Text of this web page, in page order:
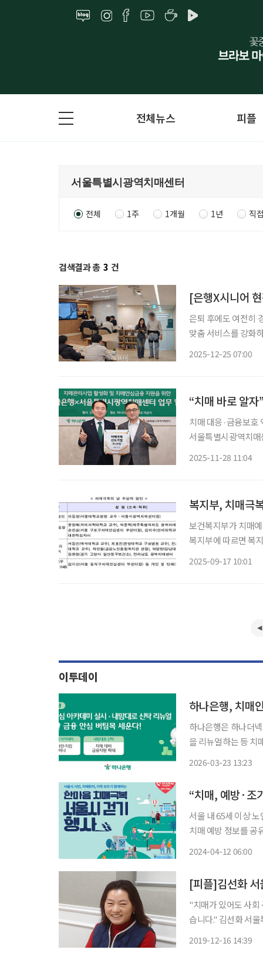
전체뉴스 피플
전체 1주 1개월 1년 직
검색결과 총 3 건
[은행X시니어
은퇴 후에도 여전히
맞춤 서비스를 강화
2025-12-25 07:00
“치매 바로 알자
치매 대응·금융보호
서울특별시광역치매센터,
2025-11-28 11:04
복지부, 치매극
보건복지부가 치매예
복지부에 따르면 복
2025-09-17 10:01
이투데이
하나은행, 치매
하나은행은 하나더
을 리뉴얼하는 등 치매안심
2026-03-23 13:23
“치매, 예방·조
서울 내 65세 이상
치매 예방 정보를 공유
2024-04-12 06:00
"치매가 있어도 사회
습니다." 김선화 서
2019-12-16 14:39